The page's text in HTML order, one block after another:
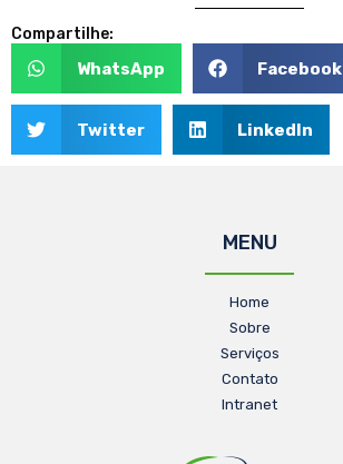
Compartilhe:
WhatsApp Facebook
Twitter LinkedIn
MENU
Home
Sobre
Serviços
Contato
Intranet